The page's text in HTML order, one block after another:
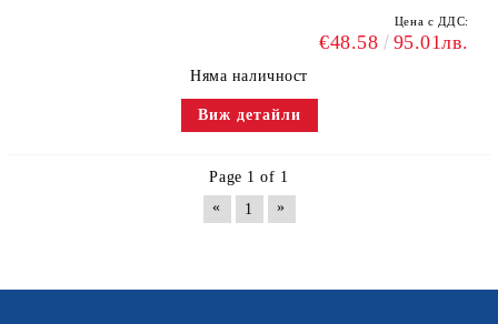
Цена с ДДС:
€48.58 95.01лв.
Няма наличност
Виж детайли
Page 1 of 1
«
1 »